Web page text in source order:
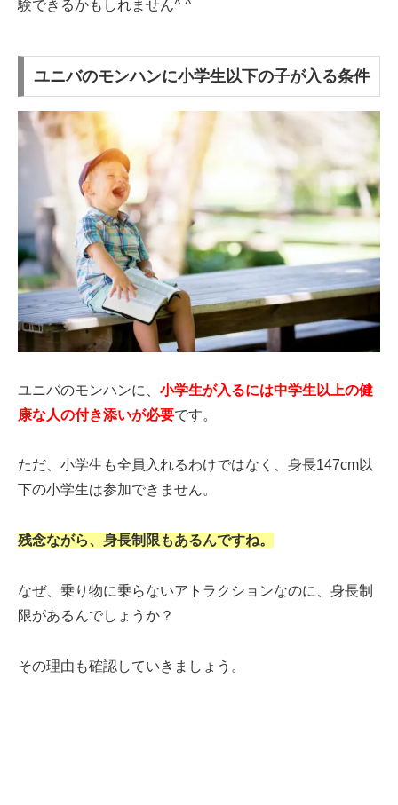
験できるかもしれません^ ^
ユニバのモンハンに小学生以下の子が入る条件
ユニバのモンハンに、 小学生が入るには中学生以上の健
康な人の付き添いが必要です。
ただ、小学生も全員入れるわけではなく、身長147cm以
下の小学生は参加できません。
残念ながら、身長制限もあるんですね。
なぜ、乗り物に乗らないアトラクションなのに、身長制
限があるんでしょうか？
その理由も確認していきましょう。